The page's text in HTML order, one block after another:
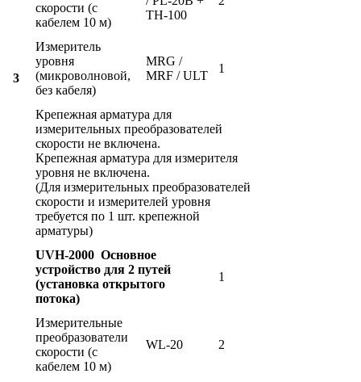
3
скорости (с
кабелем 10 м)
TH-100
Измеритель
уровня
(микроволновой,
без кабеля)
MRG /
MRF / ULT
1
Крепежная арматура для
измерительных преобразователей
скорости не включена.
Крепежная арматура для измерителя
уровня не включена.
(Для измерительных преобразователей
скорости и измерителей уровня
требуется по 1 шт. крепежной
арматуры)
UVH-2000 Основное
устройство для 2 путей
(установка открытого
потока)
1
Измерительные
преобразователи
скорости (с
кабелем 10 м)
WL-20 2